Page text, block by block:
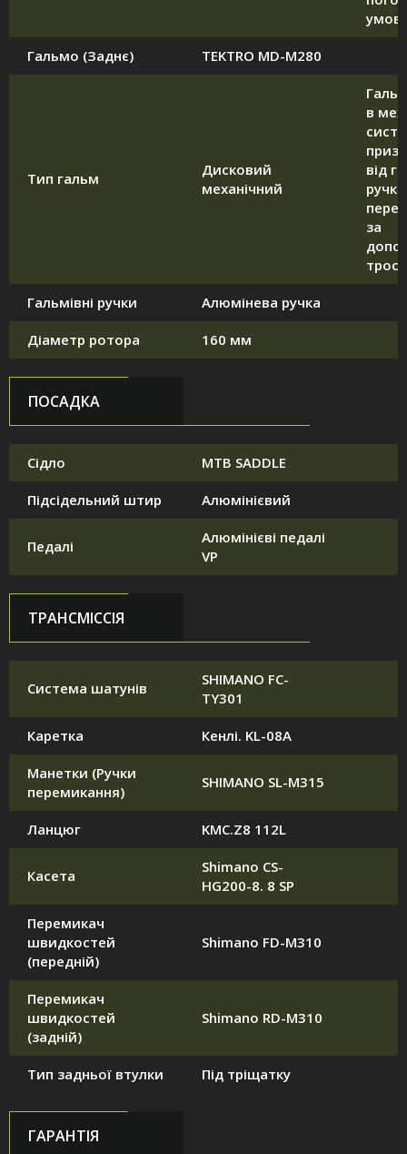
Гальмо (Заднє) TEKTRO MD-M280
Тип гальм
Дисковий
механічний
в
від
за
тросу
Гальмівні ручки Алюмінева ручка
Діаметр ротора 160 мм
ПОСАДКА
Сідло MTB SADDLE
Підсідельний штир Алюмінієвий
Педалі
Алюмінієві педалі
VP
ТРАНСМІССІЯ
Система шатунів
SHIMANO FC-
TY301
Каретка Кенлі. KL-08A
Манетки (Ручки
перемикання)
SHIMANO SL-M315
Ланцюг KMC.Z8 112L
Касета
Shimano CS-
HG200-8. 8 SP
Перемикач
швидкостей
(передній)
Shimano FD-M310
Перемикач
швидкостей
(задній)
Shimano RD-M310
Тип задньої втулки Під тріщатку
ГАРАНТІЯ